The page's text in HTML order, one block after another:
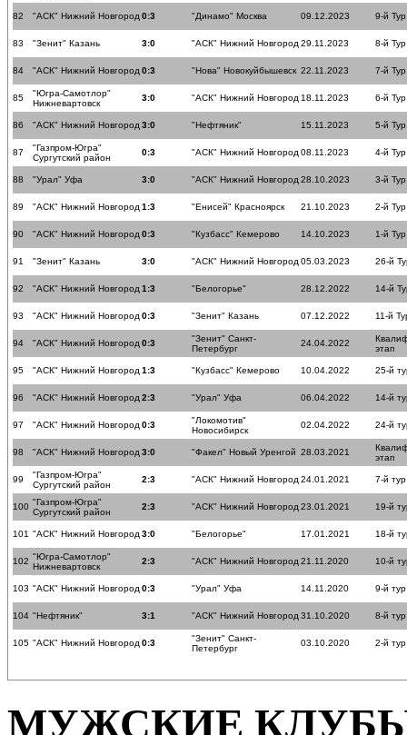
82 "АСК" Нижний Новгород 0:3 "Динамо" Москва 09.12.2023 9-й Тур
83 "Зенит" Казань 3:0 "АСК" Нижний Новгород 29.11.2023 8-й Тур
84 "АСК" Нижний Новгород 0:3 "Нова" Новокуйбышевск 22.11.2023 7-й Тур
85
"Югра-Самотлор"
Нижневартовск
3:0 "АСК" Нижний Новгород 18.11.2023 6-й Тур
86 "АСК" Нижний Новгород 3:0 "Нефтяник" 15.11.2023 5-й Тур
87
"Газпром-Югра"
Сургутский район
0:3 "АСК" Нижний Новгород 08.11.2023 4-й Тур
88 "Урал" Уфа 3:0 "АСК" Нижний Новгород 28.10.2023 3-й Тур
89 "АСК" Нижний Новгород 1:3 "Енисей" Красноярск 21.10.2023 2-й Тур
90 "АСК" Нижний Новгород 0:3 "Кузбасс" Кемерово 14.10.2023 1-й Тур
91 "Зенит" Казань 3:0 "АСК" Нижний Новгород 05.03.2023 26-й
92 "АСК" Нижний Новгород 1:3 "Белогорье" 28.12.2022 14-й
93 "АСК" Нижний Новгород 0:3 "Зенит" Казань 07.12.2022 11-й
94 "АСК" Нижний Новгород 0:3
"Зенит" Санкт-
Петербург
24.04.2022
этап
95 "АСК" Нижний Новгород 1:3 "Кузбасс" Кемерово 10.04.2022 25-й
96 "АСК" Нижний Новгород 2:3 "Урал" Уфа 06.04.2022 14-й
97 "АСК" Нижний Новгород 0:3
"Локомотив"
Новосибирск
02.04.2022 24-й
98 "АСК" Нижний Новгород 3:0 "Факел" Новый Уренгой 28.03.2021
этап
99
"Газпром-Югра"
Сургутский район
2:3 "АСК" Нижний Новгород 24.01.2021 7-й тур
100 "Газпром-Югра"
Сургутский район
2:3 "АСК" Нижний Новгород 23.01.2021 19-й
101 "АСК" Нижний Новгород 3:0 "Белогорье" 17.01.2021 18-й
102 "Югра-Самотлор"
Нижневартовск
2:3 "АСК" Нижний Новгород 21.11.2020 10-й
103 "АСК" Нижний Новгород 0:3 "Урал" Уфа 14.11.2020 9-й тур
104 "Нефтяник" 3:1 "АСК" Нижний Новгород 31.10.2020 8-й тур
105 "АСК" Нижний Новгород 0:3
"Зенит" Санкт-
Петербург
03.10.2020 2-й тур
МУЖСКИЕ